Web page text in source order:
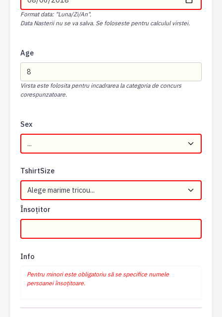
Format data: "Luna/Zi/An".
Data Nasterii nu se va salva. Se foloseste pentru calculul virstei.
Age
Virsta este folosita pentru incadrarea la categoria de concurs
corespunzatoare.
Sex
TshirtSize
Însoțitor
Info
Pentru minori este obligatoriu să se specifice numele
persoanei însoțitoare.